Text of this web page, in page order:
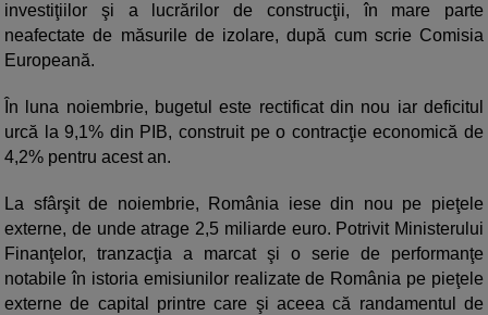
investiţiilor şi a lucrărilor de construcţii, în mare parte
neafectate de măsurile de izolare, după cum scrie Comisia
Europeană.
În luna noiembrie, bugetul este rectificat din nou iar deficitul
urcă la 9,1% din PIB, construit pe o contracţie economică de
4,2% pentru acest an.
La sfârşit de noiembrie, România iese din nou pe pieţele
externe, de unde atrage 2,5 miliarde euro. Potrivit Ministerului
Finanţelor, tranzacţia a marcat şi o serie de performanţe
notabile în istoria emisiunilor realizate de România pe pieţele
externe de capital printre care şi aceea că randamentul de